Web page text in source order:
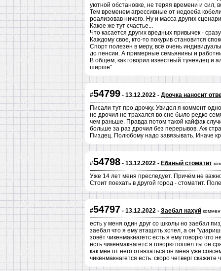
уютной обстановке, не теряя времени и сил,
Тем временем агрессивные от недоеба
реализовав ничего. Ну и масса других
Какое же тут счастье...
Что касается других вредных привычек -
Каждому свое, кто-то покурив становится
Спорт полезен в меру, всё очень
до пенсии. А примерные семьянины и
В общем, как говорил известный тунеядец и
ширше".
#54799- 13.12.2022 - Дрочка наносит
Писали тут про дрочку. Увидел я коммент
не дрочил не трахался во сне было редко
чем раньше. Правда потом такой кайфак
больше за раз дрочил без перерывов. Аж
Пиздец. Полюбому надо завязывать. Иначе
#54798- 13.12.2022 - Ебаный стоматит
Уже 14 лет меня преследует. Причём не
Стоит поехать в другой город - стоматит.
#54797 - 13.12.2022 - Заебал нахуй
есть у меня один друг со школы но заебал
заебал что я ему втащить хотел, а он
зовёт чикенмакнагетс есть я ему говорю
есть чикенмакнагетс я говорю пошёл ты он
как мне от него отвязаться он меня уже
чикенмакнагется есть. скоро четверг